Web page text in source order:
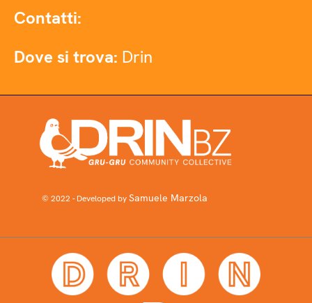
Contatti:
Dove si trova: Drin
© 2022 - Developed bySamuele Marzola